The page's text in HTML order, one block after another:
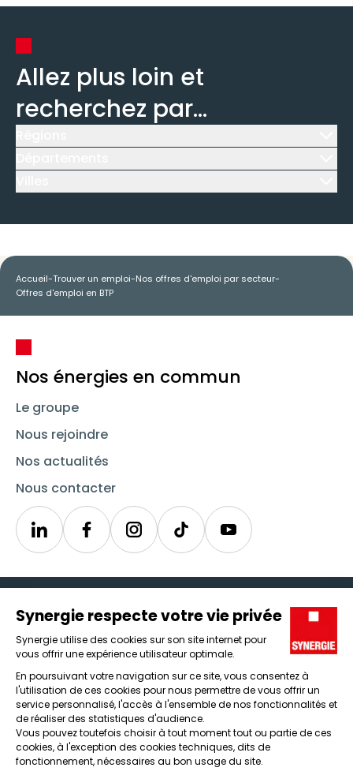
Allez plus loin et
recherchez par...
Accueil-Trouver un emploi-Nos offres d'emploi par secteur-
Offres d'emploi en BTP
Nos énergies en commun
Le groupe
Nous rejoindre
Nos actualités
Nous contacter
LinkedinSynergieInstagramTikTok Youtube
Icône d'illustration
Candidats
Entreprises
Icône d'illustration
Nos agences
Icône d'illustration
Conditions générales d'utilisation et mentions légales
Protection des données
Lanceur d'alertes